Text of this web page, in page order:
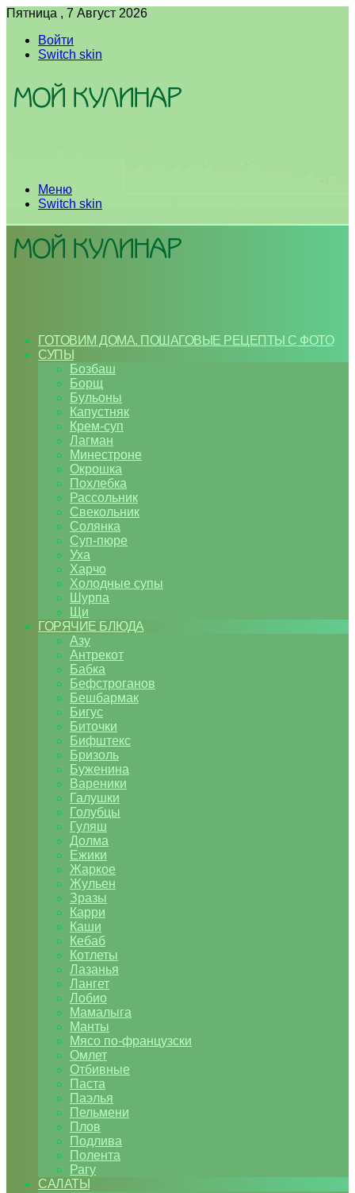
Пятница , 7 Август 2026
Войти
Switch skin
Меню
Switch skin
ГОТОВИМ ДОМА. ПОШАГОВЫЕ РЕЦЕПТЫ С ФОТО
СУПЫ
Бозбаш
Борщ
Бульоны
Капустняк
Крем-суп
Лагман
Минестроне
Окрошка
Похлебка
Рассольник
Свекольник
Солянка
Суп-пюре
Уха
Харчо
Холодные супы
Шурпа
Щи
ГОРЯЧИЕ БЛЮДА
Азу
Антрекот
Бабка
Бефстроганов
Бешбармак
Бигус
Биточки
Бифштекс
Бризоль
Буженина
Вареники
Галушки
Голубцы
Гуляш
Долма
Ежики
Жаркое
Жульен
Зразы
Карри
Каши
Кебаб
Котлеты
Лазанья
Лангет
Лобио
Мамалыга
Манты
Мясо по-французски
Омлет
Отбивные
Паста
Паэлья
Пельмени
Плов
Подлива
Полента
Рагу
САЛАТЫ